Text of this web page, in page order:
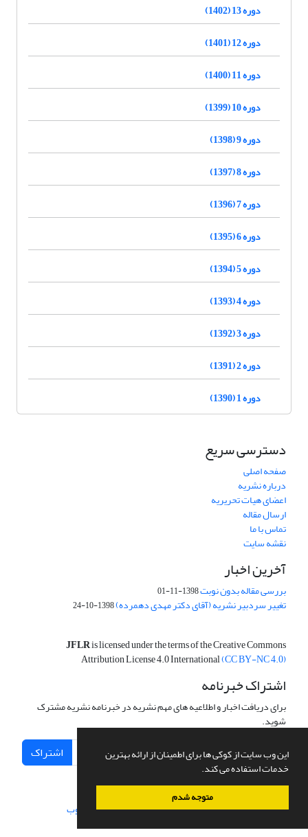
این وب سایت از کوکی ها برای اطمینان از ارائه بهترین
خدمات استفاده می کند.
متوجه شدم
دوره 13 (1402)
دوره 12 (1401)
دوره 11 (1400)
دوره 10 (1399)
دوره 9 (1398)
دوره 8 (1397)
دوره 7 (1396)
دوره 6 (1395)
دوره 5 (1394)
دوره 4 (1393)
دوره 3 (1392)
دوره 2 (1391)
دوره 1 (1390)
دسترسی سریع
صفحه اصلی
درباره نشریه
اعضای هیات تحریریه
ارسال مقاله
تماس با ما
نقشه سایت
آخرین اخبار
بررسی مقاله بدون نوبت1398-11-01
تغییر سردبیر نشریه (آقای دکتر مهدی دهمرده)1398-10-24
JFLRis licensed under the terms of the Creative Commons
Attribution License 4.0 International(CC BY-NC 4.0)
اشتراک خبرنامه
برای دریافت اخبار و اطلاعیه های مهم نشریه در خبرنامه نشریه مشترک
شوید.
اشتراک
سامانه مدیریت نشریات علمی.طراحی و پیاده سازی از سیناوب